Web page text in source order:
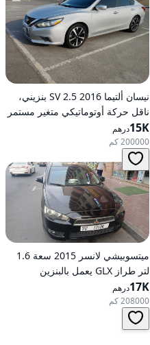
نيسان ألتيما 2016 2.5 SV بنزيني،
ناقل حركة أوتوماتيكي متغير مستمر
(CVT)، دفع أمامي15Kدرهم
200000 كم
ميتسوبيشي لانسر 2015 سعة 1.6
لتر طراز GLX يعمل بالبنزين
وأوتوماتيكي بدفع أمامي
17Kدرهم
208000 كم